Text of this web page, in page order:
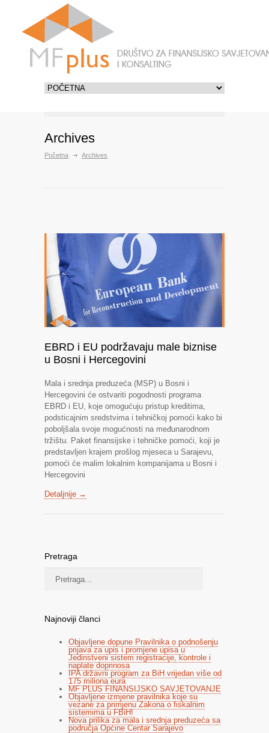
Archives
Početna Archives
EBRD i EU podržavaju male biznise
u Bosni i Hercegovini
Mala i srednja preduzeća (MSP) u Bosni i
Hercegovini će ostvariti pogodnosti programa
EBRD i EU, koje omogućuju pristup kreditima,
podsticajnim sredstvima i tehničkoj pomoći kako bi
poboljšala svoje mogućnosti na međunarodnom
tržištu. Paket finansijske i tehničke pomoći, koji je
predstavljen krajem prošlog mjeseca u Sarajevu,
pomoći će malim lokalnim kompanijama u Bosni i
Hercegovini
Detaljnije →
Pretraga
Najnoviji članci
Objavljene dopune Pravilnika o podnošenju
prijava za upis i promjene upisa u
Jedinstveni sistem registracije, kontrole i
naplate doprinosa
IPA državni program za BiH vrijedan više od
175 miliona eura
MF PLUS FINANSIJSKO SAVJETOVANJE
Objavljene izmjene pravilnika koje su
vezane za primjenu Zakona o fiskalnim
sistemima u FBiH!
Nova prilika za mala i srednja preduzeća sa
područja Općine Centar Sarajevo